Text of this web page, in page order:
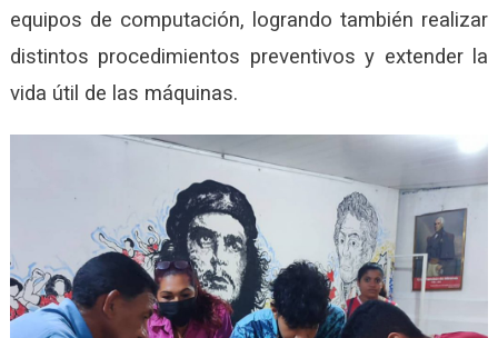
equipos de computación, logrando también realizar
distintos procedimientos preventivos y extender la
vida útil de las máquinas.